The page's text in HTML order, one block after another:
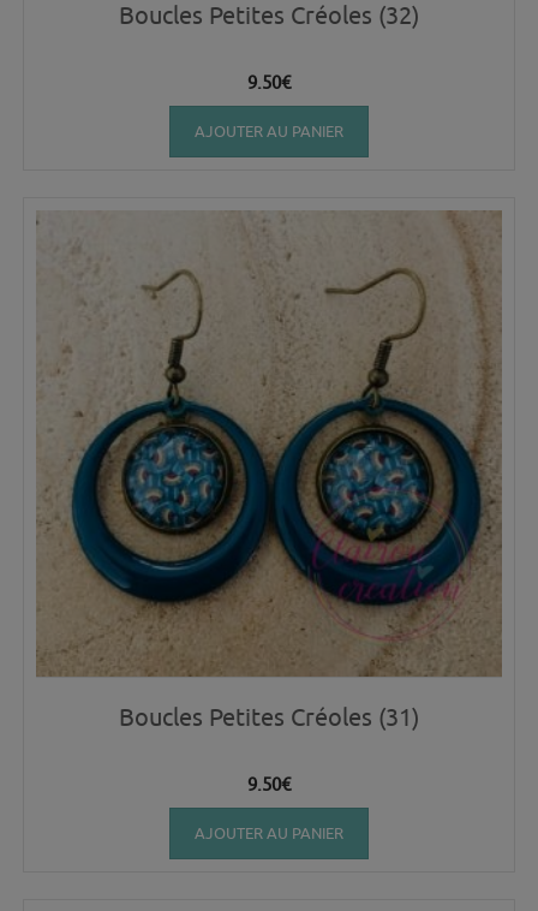
Boucles Petites Créoles (32)
9.50€
AJOUTER AU PANIER
Boucles Petites Créoles (31)
9.50€
AJOUTER AU PANIER